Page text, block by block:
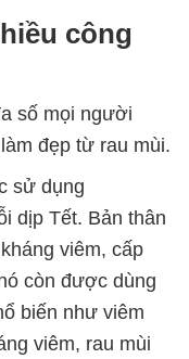
công
số mọi người
đẹp từ rau mùi.
sử dụng
dịp Tết. Bản thân
viêm, cấp
còn được dùng
biến như viêm
viêm, rau mùi